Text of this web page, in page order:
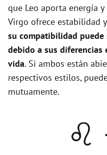
que Leo aporta energía
Virgo ofrece estabilidad
su compatibilidad puede
debido a sus diferencias
vida. Si ambos están
respectivos estilos,
mutuamente.
♌